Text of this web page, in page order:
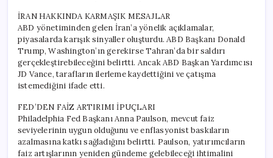
İRAN HAKKINDA KARMAŞIK MESAJLAR
ABD yönetiminden gelen İran’a yönelik açıklamalar,
piyasalarda karışık sinyaller oluşturdu. ABD Başkanı Donald
Trump, Washington’ın gerekirse Tahran’da bir saldırı
gerçekleştirebileceğini belirtti. Ancak ABD Başkan Yardımcısı
JD Vance, tarafların ilerleme kaydettiğini ve çatışma
istemediğini ifade etti.
FED’DEN FAİZ ARTIRIMI İPUÇLARI
Philadelphia Fed Başkanı Anna Paulson, mevcut faiz
seviyelerinin uygun olduğunu ve enflasyonist baskıların
azalmasına katkı sağladığını belirtti. Paulson, yatırımcıların
faiz artışlarının yeniden gündeme gelebileceği ihtimalini